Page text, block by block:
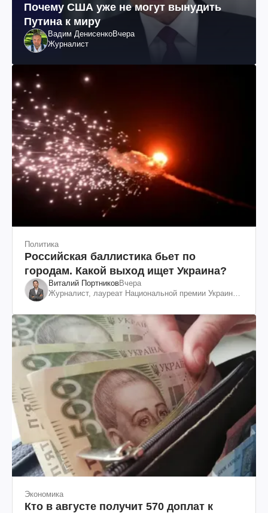
Почему США уже не могут вынудить
Путина к миру
Вадим ДенисенкоВчера
Журналист
Политика
Российская баллистика бьет по
городам. Какой выход ищет Украина?
Виталий ПортниковВчера
Журналист, лауреат Национальной премии Украины
Экономика
Кто в августе получит 570 доплат к